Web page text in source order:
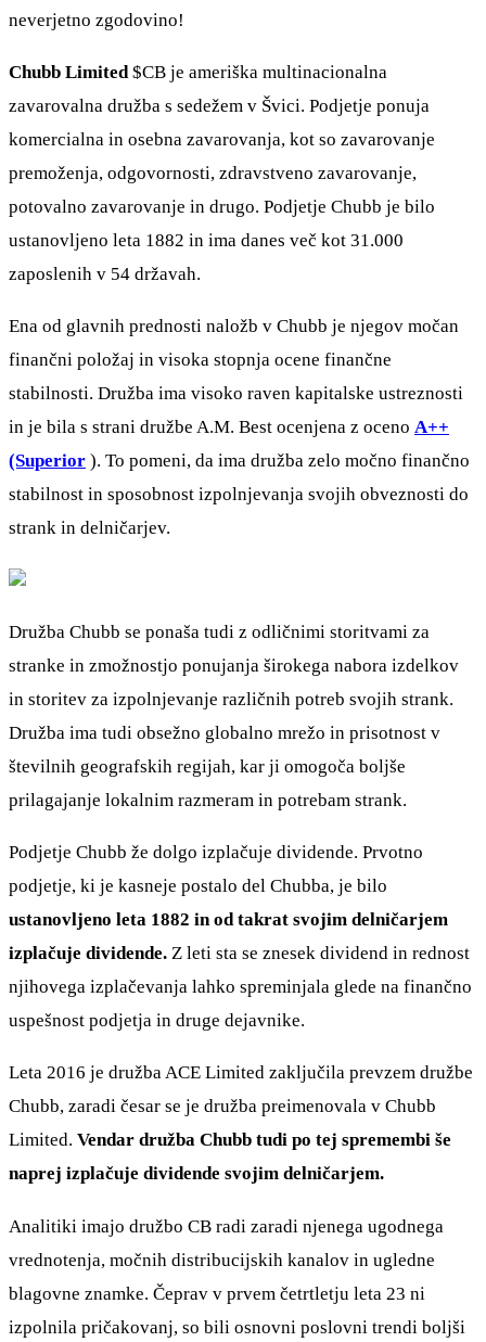
neverjetno zgodovino!
Chubb Limited$CB je ameriška multinacionalna
zavarovalna družba s sedežem v Švici. Podjetje ponuja
komercialna in osebna zavarovanja, kot so zavarovanje
premoženja, odgovornosti, zdravstveno zavarovanje,
potovalno zavarovanje in drugo. Podjetje Chubb je bilo
ustanovljeno leta 1882 in ima danes več kot 31.000
zaposlenih v 54 državah.
Ena od glavnih prednosti naložb v Chubb je njegov močan
finančni položaj in visoka stopnja ocene finančne
stabilnosti. Družba ima visoko raven kapitalske ustreznosti
in je bila s strani družbe A.M. Best ocenjena z oceno A++
(Superior ). To pomeni, da ima družba zelo močno finančno
stabilnost in sposobnost izpolnjevanja svojih obveznosti do
strank in delničarjev.
Družba Chubb se ponaša tudi z odličnimi storitvami za
stranke in zmožnostjo ponujanja širokega nabora izdelkov
in storitev za izpolnjevanje različnih potreb svojih strank.
Družba ima tudi obsežno globalno mrežo in prisotnost v
številnih geografskih regijah, kar ji omogoča boljše
prilagajanje lokalnim razmeram in potrebam strank.
Podjetje Chubb že dolgo izplačuje dividende. Prvotno
podjetje, ki je kasneje postalo del Chubba, je bilo
ustanovljeno leta 1882 in od takrat svojim delničarjem
izplačuje dividende. Z leti sta se znesek dividend in rednost
njihovega izplačevanja lahko spreminjala glede na finančno
uspešnost podjetja in druge dejavnike.
Leta 2016 je družba ACE Limited zaključila prevzem družbe
Chubb, zaradi česar se je družba preimenovala v Chubb
Limited. Vendar družba Chubb tudi po tej spremembi še
naprej izplačuje dividende svojim delničarjem.
Analitiki imajo družbo CB radi zaradi njenega ugodnega
vrednotenja, močnih distribucijskih kanalov in ugledne
blagovne znamke. Čeprav v prvem četrtletju leta 23 ni
izpolnila pričakovanj, so bili osnovni poslovni trendi boljši